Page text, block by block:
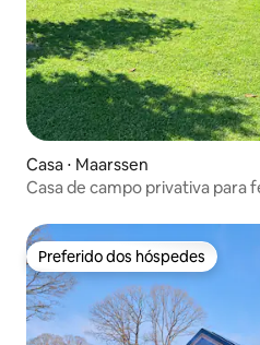
Casa ⋅ Maarssen
Casa de campo privativa para
Preferido dos hóspedes
Preferido dos hóspedes